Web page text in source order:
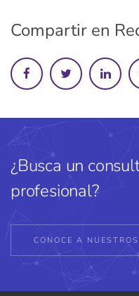
Compartir en
¿Busca un
profesional?
CONOCE A